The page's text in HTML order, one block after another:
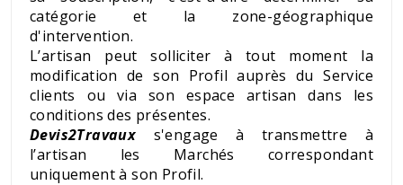
catégorie et la zone-géographique
d'intervention.
L’artisan peut solliciter à tout moment la
modification de son Profil auprès du Service
clients ou via son espace artisan dans les
conditions des présentes.
Devis2Travaux s'engage à transmettre à
l’artisan les Marchés correspondant
uniquement à son Profil.